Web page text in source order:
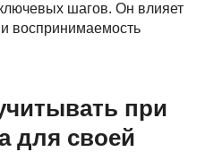
шагов. Он влияет
воспринимаемость
при
для своей